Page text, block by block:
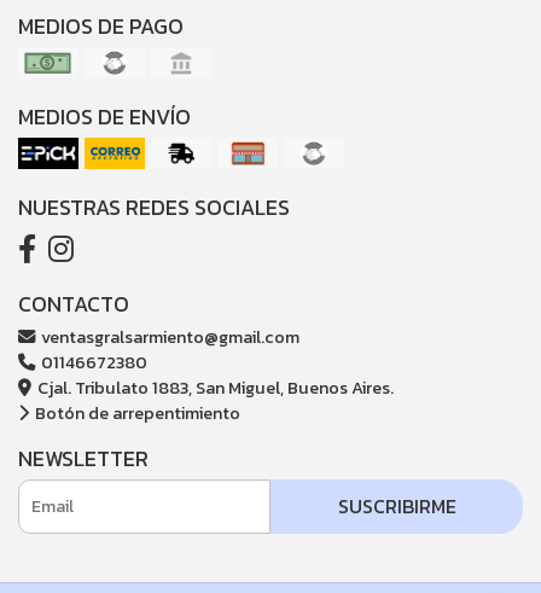
MEDIOS DE PAGO
MEDIOS DE ENVÍO
NUESTRAS REDES SOCIALES
CONTACTO
ventasgralsarmiento@gmail.com
01146672380
Cjal. Tribulato 1883, San Miguel, Buenos Aires.
Botón de arrepentimiento
NEWSLETTER
SUSCRIBIRME